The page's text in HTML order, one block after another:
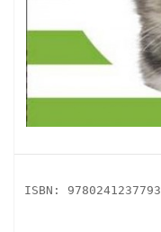
ISBN: 9780241237793